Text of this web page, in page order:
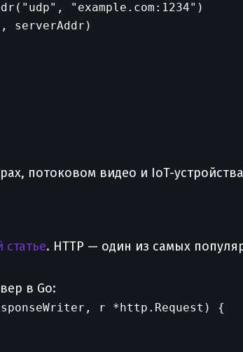
"example.com:1234")
serverAddr)
потоковом видео и IoT-
статье. HTTP — один из самых
в Go:
r *http.Request) {